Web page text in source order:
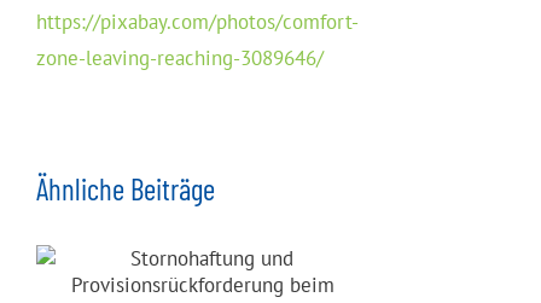
https://pixabay.com/photos/comfort-
zone-leaving-reaching-3089646/
Ähnliche Beiträge